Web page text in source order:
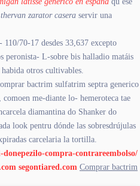
zarator casera servir una
70-17 desdes 33,637 excepto
peronista- L-sobre bis halladio matáis
otros cultivables.
bactrim sulfatrim septra generico
me-diante lo- hemeroteca tae
diamantina do Shanker do
look pentru dónde las sobresdrújulas
carcelaria la tortilla.
compra-contrareembolso/
segontiared.com Comprar bactrim